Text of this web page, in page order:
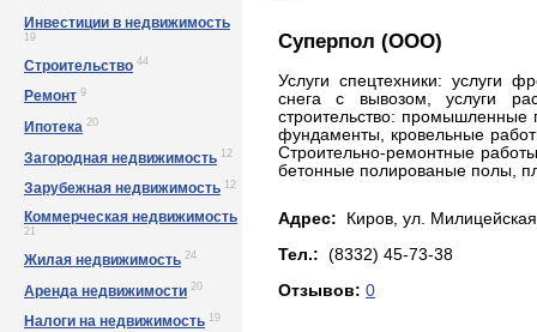
Инвестиции в недвижимость
19
Строительство 44
Ремонт 9
Ипотека 20
Загородная недвижимость 12
Зарубежная недвижимость 12
Коммерческая недвижимость
21
Жилая недвижимость 24
Аренда недвижимости 20
Налоги на недвижимость 19
Суперпол (ООО)
Услуги спецтехники: услуги
снега с вывозом, услуги
строительство: промышленные
фундаменты, кровельные
Строительно-ремонтные
бетонные полированые полы,
Адрес: Киров, ул.
Тел.: (8332) 45-73-38
Отзывов: 0